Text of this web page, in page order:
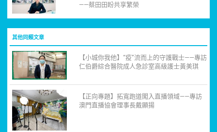
——蔡田田盼共享繁榮
其他同類文章
【小城你我他】“疫”流而上的守護戰士——專訪
仁伯爵綜合醫院成人急診室高級護士黃美琪
【正向專題】拓寬跑道闖入直播領域——專訪
澳門直播協會理事長戴顯揚